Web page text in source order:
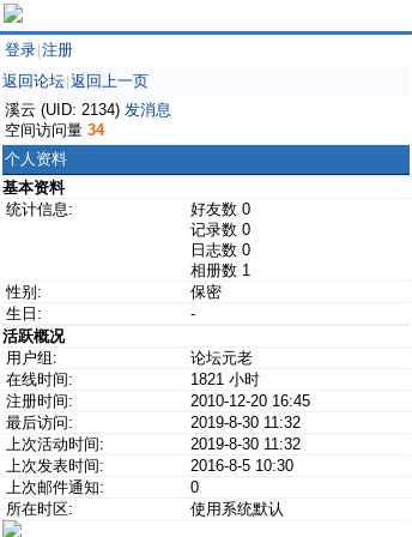
登录 注册
返回论坛 返回上一页
溪云 (UID: 2134) 发消息
空间访问量 34
个人资料
基本资料
统计信息:
好友数 0
记录数 0
日志数 0
相册数 1
性别:
保密
生日:
-
活跃概况
用户组:
论坛元老
在线时间:
1821 小时
注册时间:
2010-12-20 16:45
最后访问:
2019-8-30 11:32
上次活动时间:
2019-8-30 11:32
上次发表时间:
2016-8-5 10:30
上次邮件通知:
0
所在时区:
使用系统默认